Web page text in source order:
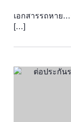
เอกสารรถหาย
[…]